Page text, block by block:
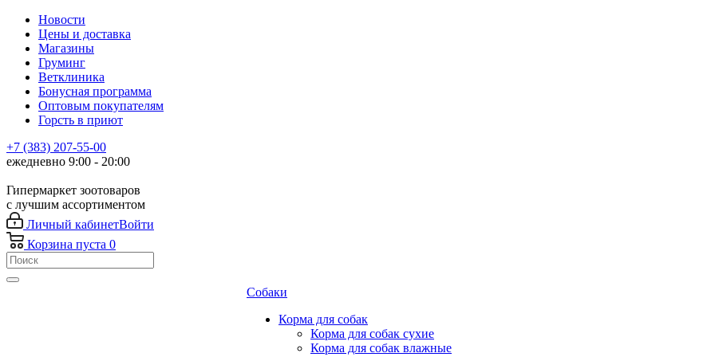
Новости
Цены и доставка
Магазины
Груминг
Ветклиника
Бонусная программа
Оптовым покупателям
Горсть в приют
+7 (383) 207-55-00
ежедневно 9:00 - 20:00
Гипермаркет зоотоваров
с лучшим ассортиментом
Личный кабинетВойти
Корзина пуста 0
Собаки
Корма для собак
Корма для собак сухие
Корма для собак влажные